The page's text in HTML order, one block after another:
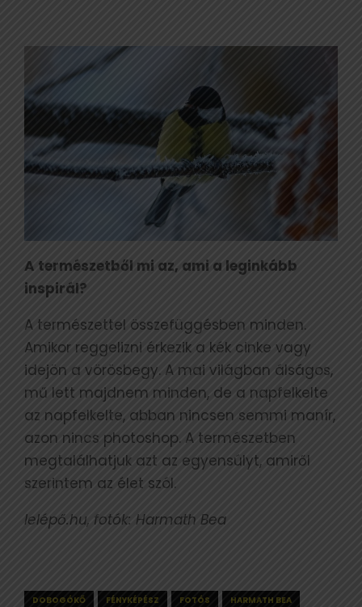
A természetből mi az, ami a leginkább
inspirál?
A természettel összefüggésben minden.
Amikor reggelizni érkezik a kék cinke vagy
idejön a vörösbegy. A mai világban álságos,
mű lett majdnem minden, de a napfelkelte
az napfelkelte, abban nincsen semmi manír,
azon nincs photoshop. A természetben
megtalálhatjuk azt az egyensúlyt, amiről
szerintem az élet szól.
lelépő.hu, fotók: Harmath Bea
DOBOGÓKŐ FÉNYKÉPÉSZ FOTÓS
HARMATH BEA